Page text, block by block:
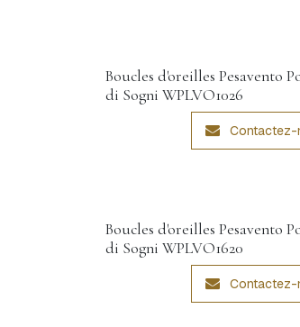
Boucles d'oreilles Pesavento
di Sogni WPLVO1026
Contactez-
Boucles d'oreilles Pesavento
di Sogni WPLVO1620
Contactez-